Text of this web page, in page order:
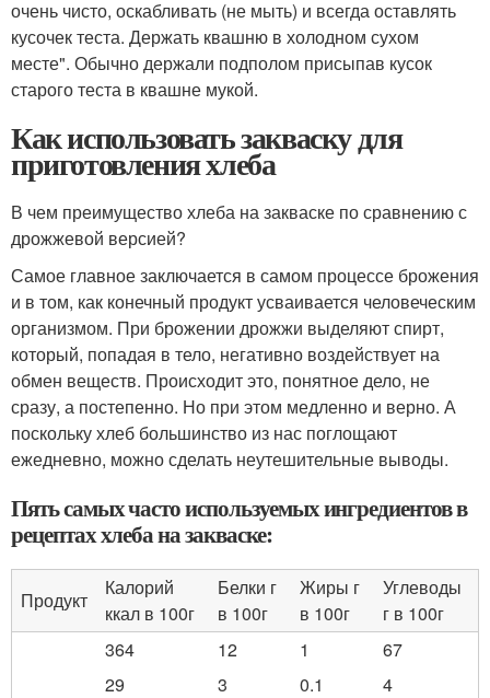
очень чисто, оскабливать (не мыть) и всегда оставлять
кусочек теста. Держать квашню в холодном сухом
месте". Обычно держали подполом присыпав кусок
старого теста в квашне мукой.
Как использовать закваску для
приготовления хлеба
В чем преимущество хлеба на закваске по сравнению с
дрожжевой версией?
Самое главное заключается в самом процессе брожения
и в том, как конечный продукт усваивается человеческим
организмом. При брожении дрожжи выделяют спирт,
который, попадая в тело, негативно воздействует на
обмен веществ. Происходит это, понятное дело, не
сразу, а постепенно. Но при этом медленно и верно. А
поскольку хлеб большинство из нас поглощают
ежедневно, можно сделать неутешительные выводы.
Пять самых часто используемых ингредиентов в
рецептах хлеба на закваске:
Продукт
Калорий
ккал в 100г
Белки г
в 100г
Жиры г
в 100г
Углеводы
г в 100г
364
12 1
67
29
3 0.1
4